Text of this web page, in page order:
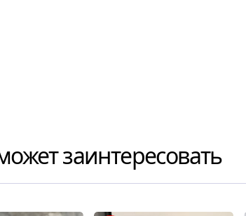
заинтересовать